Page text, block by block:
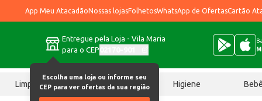
App Meu AtacadãoNossas lojasFolhetosWhatsApp de OfertasCartão
Entregue pela Loja - Vila Maria
para o CEP
Escolha uma loja ou informe seu
CEP para ver ofertas da sua região
Limpeza Chocolates Higiene